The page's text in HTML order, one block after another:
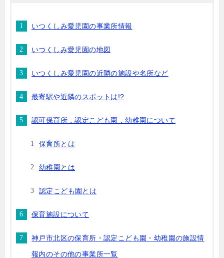
いつくしみ愛児園の事業所情報
いつくしみ愛児園の地図
いつくしみ愛児園の近隣の施設や名所など
最寄駅や近隣のスポットは!?
認可保育所，認定こども園，幼稚園について
保育所とは
幼稚園とは
認定こども園とは
保育施設について
神戸市北区の保育所・認定こども園・幼稚園の施設情
報内のその他の事業所一覧